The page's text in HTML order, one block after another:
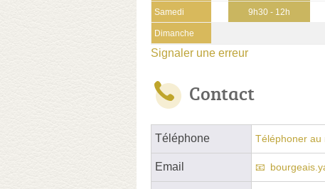
Samedi 9h30 - 12h
Dimanche
Signaler une erreur
Contact
Téléphone Téléphoner au
Email